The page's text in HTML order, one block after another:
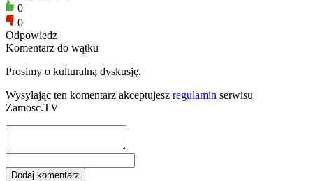
0
0
Odpowiedz
Komentarz do wątku
Prosimy o kulturalną dyskusję.
Wysyłając ten komentarz akceptujesz regulamin serwisu
Zamosc.TV